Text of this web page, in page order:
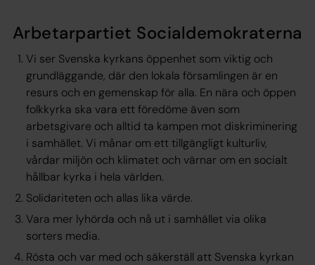
Arbetarpartiet Socialdemokraterna
Vi ser Svenska kyrkans öppenhet som viktig och
grundläggande, där den lokala församlingen är en
resurs och en gemenskap för alla. En nära och öppen
folkkyrka ska vara ett föredöme även som
arbetsgivare och alltid ta kampen mot diskriminering
i samhället. Vi månar om ett tillgängligt kulturliv,
vårdar miljön och klimatet och värnar om en socialt
hållbar kyrka i hela världen.
Solidariteten och allas lika värde.
Vara mer lyhörda och nå ut i samhället via olika
sorters media.
Rösta och var med och säkerställ att Svenska kyrkan